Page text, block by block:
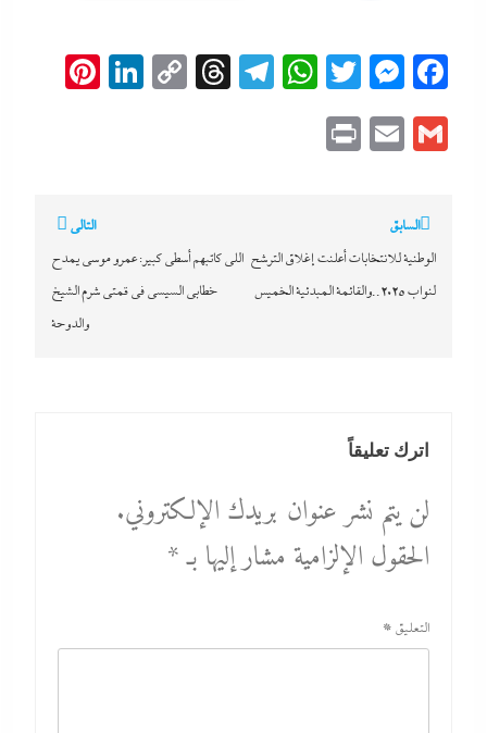
Facebook
Messenger
Twitter
WhatsApp
Telegram
Threads
Copy
Gmail
Email
تصفّح
المقالات
السابق
الوطنية للانتخابات أعلنت إغلاق الترشح
لنواب 2025..والقائمة المبدئية الخميس
التالي
اللى كاتبهم أسطى كبير: عمرو موسي يمدح
خطابي السيسي في قمتى شرم الشيخ
والدوحة
اترك تعليقاً
لن يتم نشر عنوان بريدك الإلكتروني.
الحقول الإلزامية مشار إليها بـ*
التعليق *